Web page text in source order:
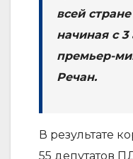
всей
начиная с 3
премьер-
Речан.
В результате
55 депутатов